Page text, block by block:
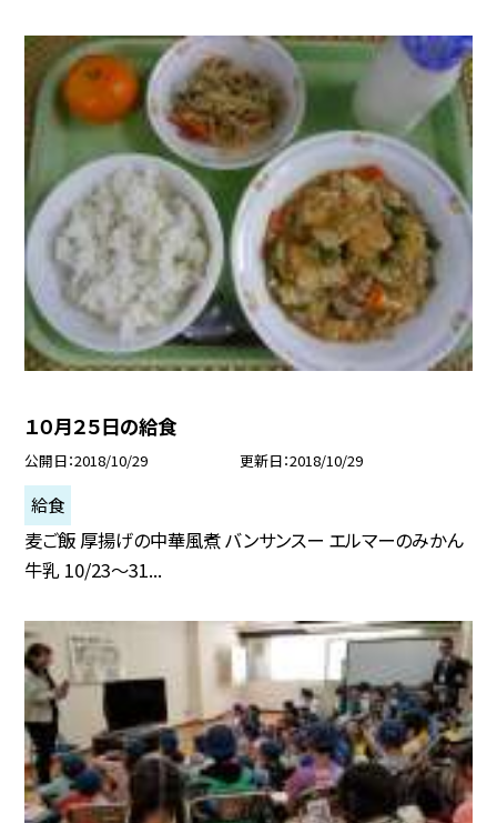
１０月２５日の給食
公開日 2018/10/29 更新日 2018/10/29
給食
麦ご飯 厚揚げの中華風煮 バンサンスー エルマーのみかん
牛乳 10/23〜31...